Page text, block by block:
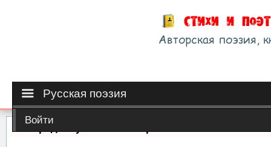
Русская поэзия
Войти